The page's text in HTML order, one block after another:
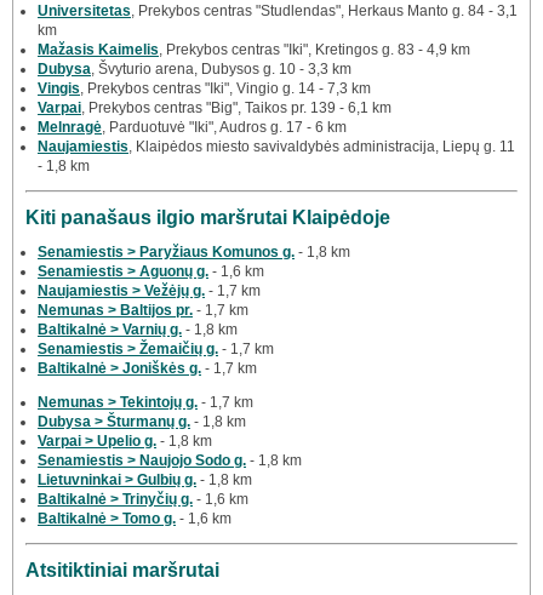
Universitetas , Prekybos centras "Studlendas", Herkaus Manto g. 84 - 3,1
km
Mažasis Kaimelis , Prekybos centras "Iki", Kretingos g. 83 - 4,9 km
Dubysa , Švyturio arena, Dubysos g. 10 - 3,3 km
Vingis , Prekybos centras "Iki", Vingio g. 14 - 7,3 km
Varpai , Prekybos centras "Big", Taikos pr. 139 - 6,1 km
Melnragė , Parduotuvė "Iki", Audros g. 17 - 6 km
Naujamiestis , Klaipėdos miesto savivaldybės administracija, Liepų g. 11
- 1,8 km
Kiti panašaus ilgio maršrutai Klaipėdoje
Senamiestis > Paryžiaus Komunos g. - 1,8 km
Senamiestis > Aguonų g. - 1,6 km
Naujamiestis > Vežėjų g. - 1,7 km
Nemunas > Baltijos pr. - 1,7 km
Baltikalnė > Varnių g. - 1,8 km
Senamiestis > Žemaičių g. - 1,7 km
Baltikalnė > Joniškės g. - 1,7 km
Nemunas > Tekintojų g. - 1,7 km
Dubysa > Šturmanų g. - 1,8 km
Varpai > Upelio g. - 1,8 km
Senamiestis > Naujojo Sodo g. - 1,8 km
Lietuvninkai > Gulbių g. - 1,8 km
Baltikalnė > Trinyčių g. - 1,6 km
Baltikalnė > Tomo g. - 1,6 km
Atsitiktiniai maršrutai